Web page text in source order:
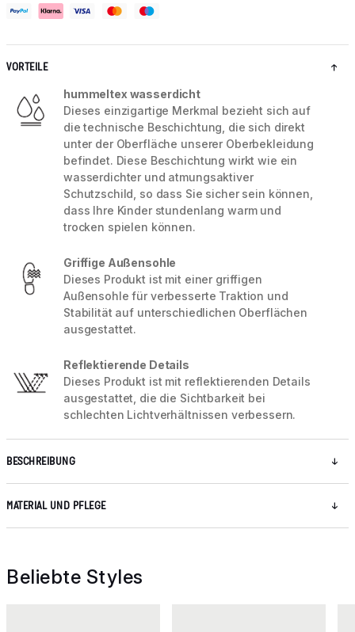
VORTEILE
hummeltex wasserdicht
Dieses einzigartige Merkmal bezieht sich auf
die technische Beschichtung, die sich direkt
unter der Oberfläche unserer Oberbekleidung
befindet. Diese Beschichtung wirkt wie ein
wasserdichter und atmungsaktiver
Schutzschild, so dass Sie sicher sein können,
dass Ihre Kinder stundenlang warm und
trocken spielen können.
Griffige Außensohle
Dieses Produkt ist mit einer griffigen
Außensohle für verbesserte Traktion und
Stabilität auf unterschiedlichen Oberflächen
ausgestattet.
Reflektierende Details
Dieses Produkt ist mit reflektierenden Details
ausgestattet, die die Sichtbarkeit bei
schlechten Lichtverhältnissen verbessern.
BESCHREIBUNG
MATERIAL UND PFLEGE
Beliebte Styles